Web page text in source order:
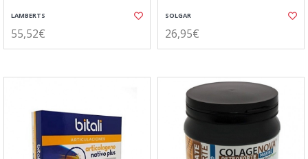
LAMBERTS
55,52€
SOLGAR
26,95€